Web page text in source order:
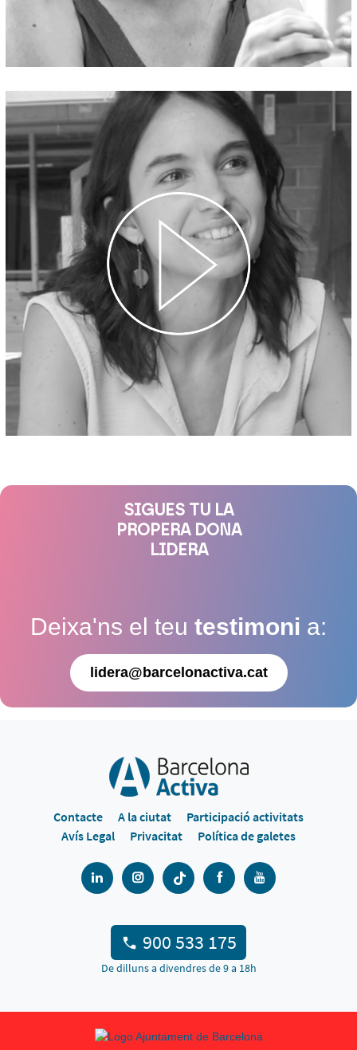
SIGUES TU LA
PROPERA DONA
LIDERA
Deixa'ns el teu testimoni a:
lidera@barcelonactiva.cat
Contacte A la ciutat
Participació activitats
Avís Legal
Privacitat Política de galetes
900 533 175
De dilluns a divendres de 9 a 18h